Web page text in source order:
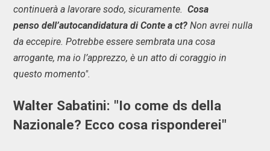
continuerà a lavorare sodo, sicuramente. Cosa
penso dell’autocandidatura di Conte a ct? Non avrei nulla
da eccepire. Potrebbe essere sembrata una cosa
arrogante, ma io l’apprezzo, è un atto di coraggio in
questo momento".
Walter Sabatini: "Io come ds della
Nazionale? Ecco cosa risponderei"